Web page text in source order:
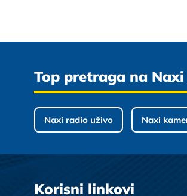
Top pretraga na
Naxi radio uživo Naxi
Korisni linkovi